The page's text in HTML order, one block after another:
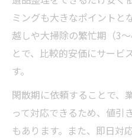
ミングも大きなポイントと
越しや大掃除の繁忙期（3
とで、比較的安価にサービ
す。
閑散期に依頼することで、
って対応できるため、値引
もあります。また、即日対